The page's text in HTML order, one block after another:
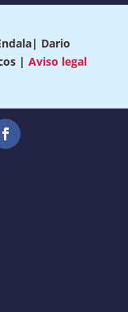
Dario
| Aviso legal
Facebook